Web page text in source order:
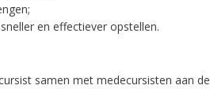
en effectiever opstellen.
samen met medecursisten aan de